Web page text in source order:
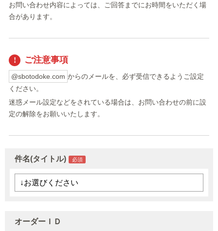
お問い合わせ内容によっては、ご回答までにお時間をいただく場
合があります。
ご注意事項
@sbotodoke.com からのメールを、必ず受信できるようご設定
ください。
迷惑メール設定などをされている場合は、お問い合わせの前に設
定の解除をお願いいたします。
件名(タイトル)
オーダーＩＤ